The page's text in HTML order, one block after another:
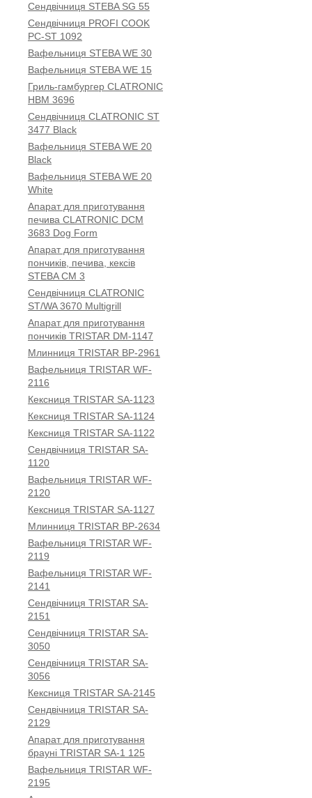
Сендвічниця STEBA SG 55
Сендвічниця PROFI COOK
PC-ST 1092
Вафельниця STEBA WE 30
Вафельниця STEBA WE 15
Гриль-гамбургер CLATRONIC
HBM 3696
Сендвічниця CLATRONIC ST
3477 Black
Вафельниця STEBA WE 20
Black
Вафельниця STEBA WE 20
White
Апарат для приготування
печива CLATRONIC DCM
3683 Dog Form
Апарат для приготування
пончиків, печива, кексів
STEBA CM 3
Сендвічниця CLATRONIC
ST/WA 3670 Multigrill
Апарат для приготування
пончиків TRISTAR DM-1147
Млинниця TRISTAR BP-2961
Вафельниця TRISTAR WF-
2116
Кексниця TRISTAR SA-1123
Кексниця TRISTAR SA-1124
Кексниця TRISTAR SA-1122
Сендвічниця TRISTAR SA-
1120
Вафельниця TRISTAR WF-
2120
Кексниця TRISTAR SA-1127
Млинниця TRISTAR BP-2634
Вафельниця TRISTAR WF-
2119
Вафельниця TRISTAR WF-
2141
Сендвічниця TRISTAR SA-
2151
Сендвічниця TRISTAR SA-
3050
Сендвічниця TRISTAR SA-
3056
Кексниця TRISTAR SA-2145
Сендвічниця TRISTAR SA-
2129
Апарат для приготування
брауні TRISTAR SA-1 125
Вафельниця TRISTAR WF-
2195